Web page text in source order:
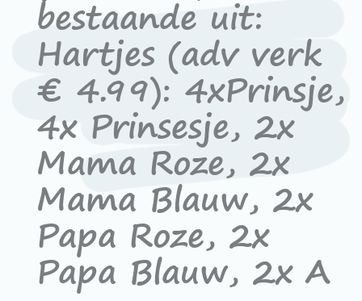
bestaande uit:
Hartjes (adv verk
€ 4.99): 4xPrinsje,
4x Prinsesje, 2x
Mama Roze, 2x
Mama Blauw, 2x
Papa Roze, 2x
Papa Blauw, 2x A